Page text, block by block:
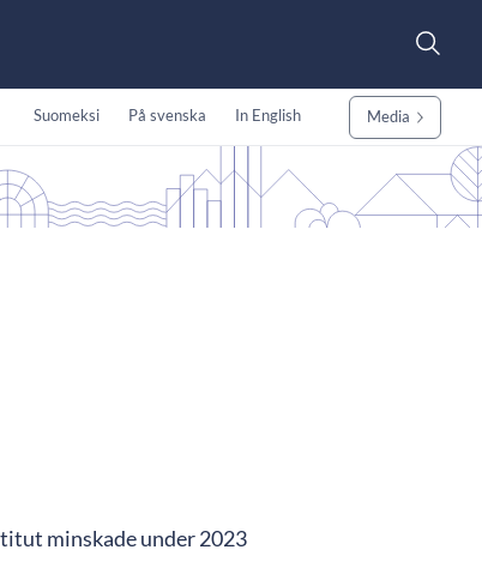
Suomeksi På svenska In English Media
minskade under 2023